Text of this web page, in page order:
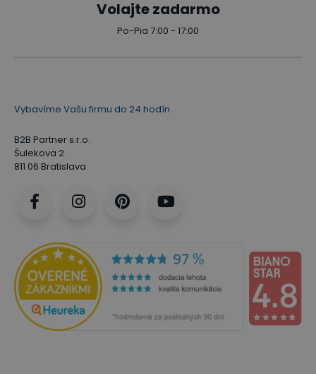
Volajte zadarmo
Po-Pia 7:00 - 17:00
Vybavíme Vašu firmu do 24 hodín
B2B Partner s.r.o.
Šulekova 2
811 06 Bratislava